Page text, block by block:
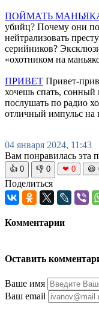
ПОЙМАТЬ
убийц? Почему они
нейтрализовать
серийников?
«охотником на
ПРИВЕТ Привет-
хочешь спать,
послушать по радио
отличный импульс на
04 января 2024, 11:43
Вам понравилась эта
👍 0 👎 0 ❤ 0 😆
Поделиться
Комментарии
Оставить
Ваше имя
Ваш email